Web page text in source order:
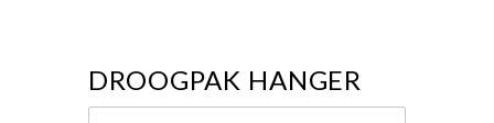
DROOGPAK HANGER